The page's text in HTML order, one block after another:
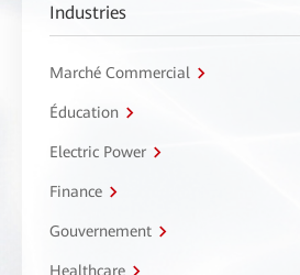
Industries
Marché Commercial
Éducation
Electric Power
Finance
Gouvernement
Healthcare